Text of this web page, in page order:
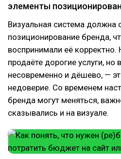
элементы
Визуальная система должна
позиционирование бренда,
воспринимали её корректно.
продаёте дорогие услуги, но
несовременно и дёшево, —
недоверие. Со временем
бренда могут меняться,
сказывались и на визуале.